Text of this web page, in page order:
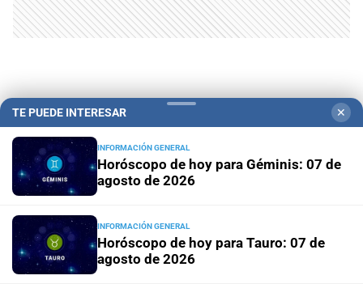
Campolitoral
Podcasts
Mirador Provincial VivíMejor SF
Notife Educacion SF
TE PUEDE INTERESAR ✕
INFORMACIÓN GENERAL
Horóscopo de hoy para Géminis: 07 de
agosto de 2026
INFORMACIÓN GENERAL
Horóscopo de hoy para Tauro: 07 de
agosto de 2026